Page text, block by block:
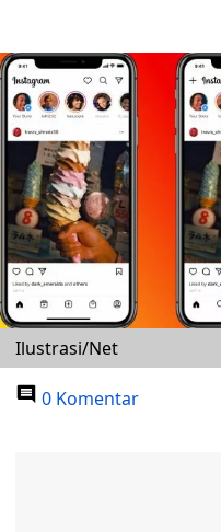
Ilustrasi/Net
0 Komentar